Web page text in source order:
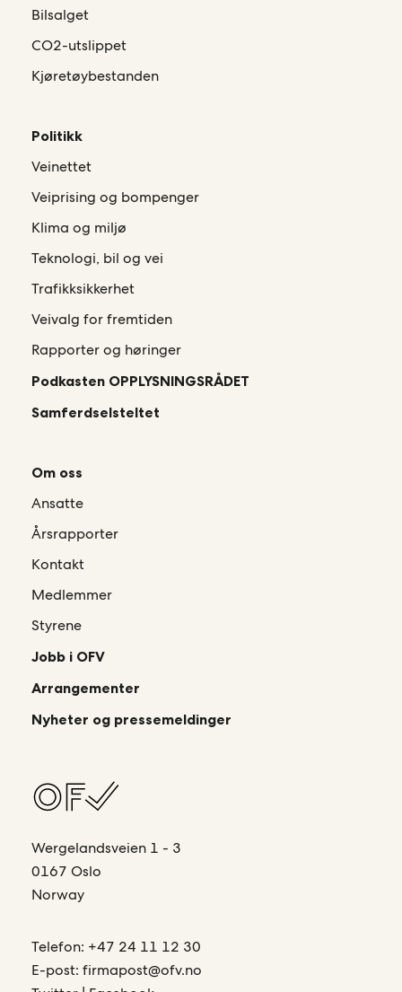
Bilsalget
CO2-utslippet
Kjøretøybestanden
Politikk
Veinettet
Veiprising og bompenger
Klima og miljø
Teknologi, bil og vei
Trafikksikkerhet
Veivalg for fremtiden
Rapporter og høringer
Podkasten OPPLYSNINGSRÅDET
Samferdselsteltet
Om oss
Ansatte
Årsrapporter
Kontakt
Medlemmer
Styrene
Jobb i OFV
Arrangementer
Nyheter og pressemeldinger
Wergelandsveien 1 - 3
0167 Oslo
Norway
Telefon: +47 24 11 12 30
E-post:firmapost@ofv.no